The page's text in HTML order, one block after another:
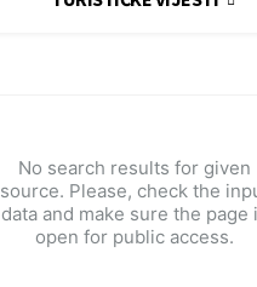
No search results for given
source. Please, check the
data and make sure the page
open for public access.